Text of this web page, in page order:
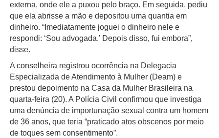
externa, onde ele a puxou pelo braço. Em seguida, pediu
que ela abrisse a mão e depositou uma quantia em
dinheiro. “Imediatamente joguei o dinheiro nele e
respondi: ‘Sou advogada.’ Depois disso, fui embora”,
disse.
A conselheira registrou ocorrência na Delegacia
Especializada de Atendimento à Mulher (Deam) e
prestou depoimento na Casa da Mulher Brasileira na
quarta-feira (20). A Polícia Civil confirmou que investiga
uma denúncia de importunação sexual contra um homem
de 36 anos, que teria “praticado atos obscenos por meio
de toques sem consentimento”.